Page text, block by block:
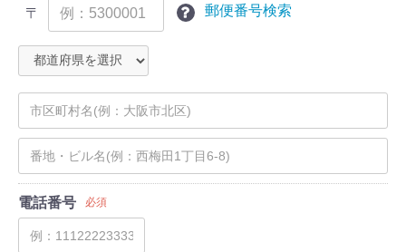
〒 郵便番号検索
電話番号 必須